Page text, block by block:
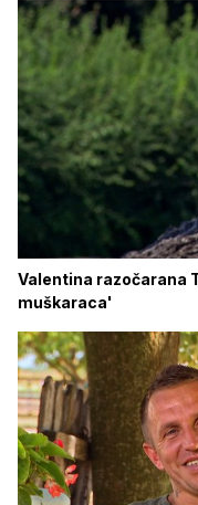
Valentina razočarana
muškaraca'